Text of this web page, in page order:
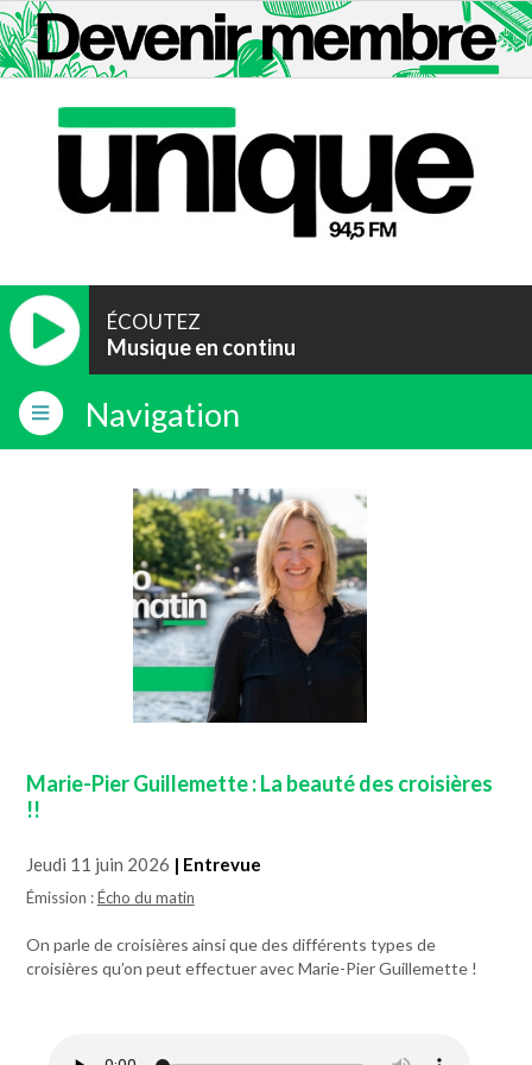
ÉCOUTEZ
Musique en continu
Navigation
Marie-Pier Guillemette : La beauté des croisières
!!
Jeudi 11 juin 2026 | Entrevue
Émission :Écho du matin
On parle de croisières ainsi que des différents types de
croisières qu’on peut effectuer avec Marie-Pier Guillemette !